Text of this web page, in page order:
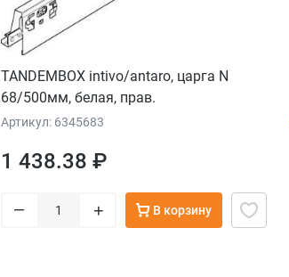
TANDEMBOX intivo/antaro, царга N
68/500мм, белая, прав.
Артикул: 6345683
1 438.38 ₽
– + В корзину